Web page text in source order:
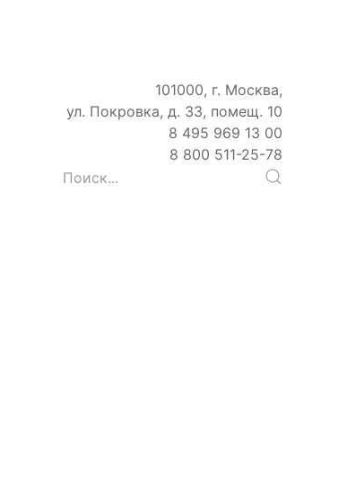
101000, г. Москва,
ул. Покровка, д. 33, помещ. 10
8 495 969 13 00
8 800 511-25-78